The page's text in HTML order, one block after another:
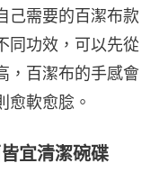
己需要的百潔布款
同功效，可以先從
，百潔布的手感會
愈軟愈腍。
宜清潔碗碟